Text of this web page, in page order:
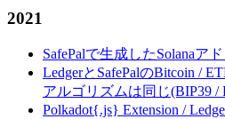
2021
SafePalで生成したSolanaア
LedgerとSafePalのBitcoin /
アルゴリズムは同じ(BIP39 /
Polkadot{.js} Extension /